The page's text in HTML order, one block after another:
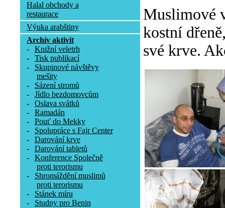
Halal obchody a
restaurace
Výuka arabštiny
Archív aktivit
-
Knižní veletrh
-
Tisk publikací
-
Skupinové návštěvy
mešity
-
Sázení stromů
-
Jídlo bezdomovcům
-
Oslava svátků
-
Ramadán
-
Pouť do Mekky
-
Spolupráce s Fajr Center
-
Darování krve
-
Darování tabletů
-
Konference Společně
proti terorismu
-
Shromáždění muslimů
proti terorismu
-
Stánek míru
-
Studny pro Benin
Muslimové
kostní
své krve.